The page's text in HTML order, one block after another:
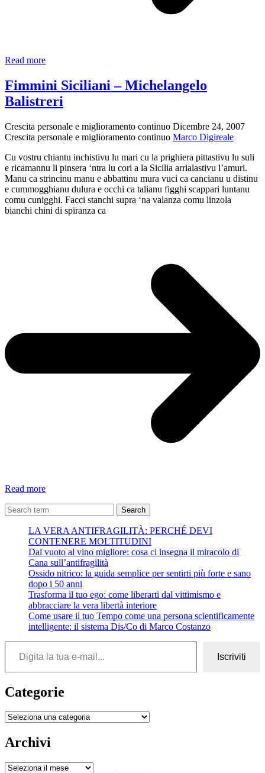
Read moreRosi
gli
impresentabili
Fimmini Siciliani – Michelangelo
Balistreri
Crescita personale e miglioramento continuo Dicembre 24, 2007
Crescita personale e miglioramento continuo Marco Digireale
Cu vostru chiantu inchistivu lu mari cu la prighiera pittastivu lu suli
e ricamannu li pinsera ‘ntra lu cori a la Sicilia arrialastivu l’amuri.
Manu ca strincinu manu e abbattinu mura vuci ca cancianu u distinu
e cummogghianu dulura e occhi ca talianu figghi scappari luntanu
comu cunigghi. Facci stanchi supra ‘na valanza comu linzola
bianchi chini di spiranza ca
Read moreFimmini
–
Balistreri
Search
LA VERA ANTIFRAGILITÀ: PERCHÉ DEVI
CONTENERE MOLTITUDINI
Dal vuoto al vino migliore: cosa ci insegna il miracolo di
Cana sull’antifragilità
Ossido nitrico: la guida semplice per sentirti più forte e sano
dopo i 50 anni
Trasforma il tuo ego: come liberarti dal vittimismo e
abbracciare la vera libertà interiore
Come usare il tuo Tempo come una persona scientificamente
intelligente: il sistema Dis/Co di Marco Costanzo
Digita la tua e-mail...
Iscriviti
Categorie
Categorie
Archivi
Archivi